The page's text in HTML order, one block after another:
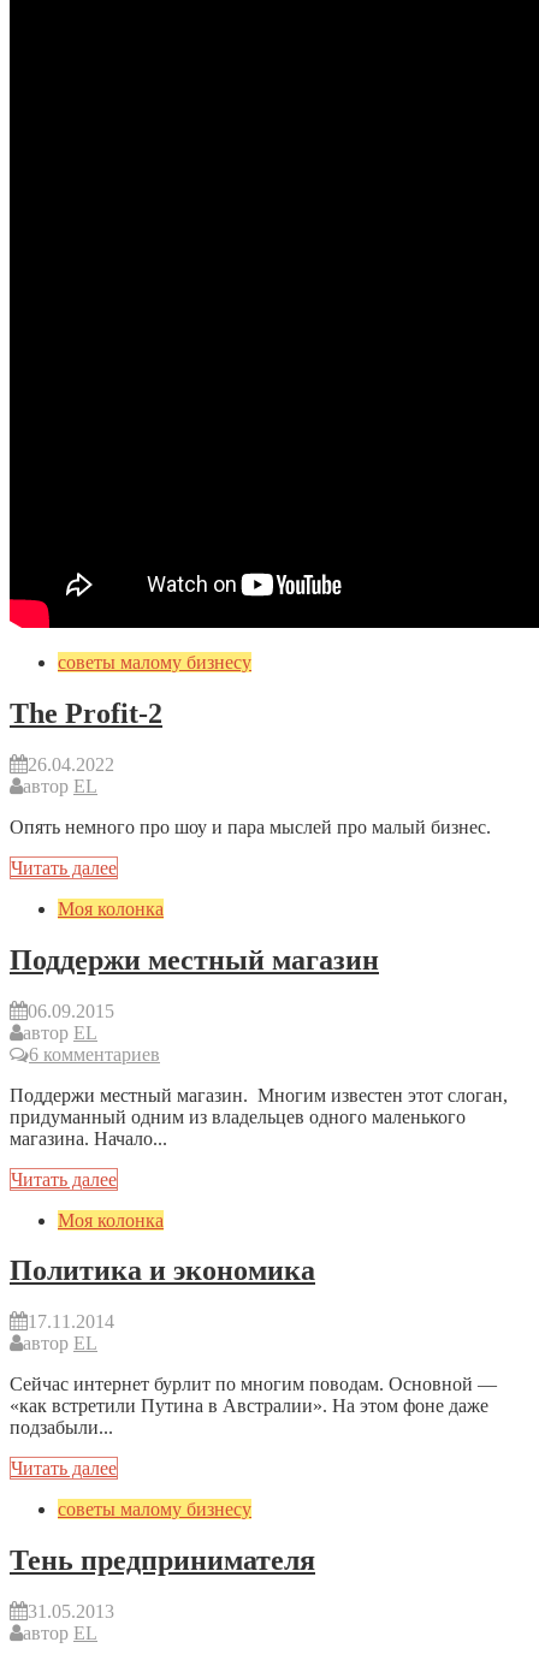
советы малому бизнесу
The Profit-2
26.04.2022
автор EL
Опять немного про шоу и пара мыслей про малый бизнес.
Читать далее
Моя колонка
Поддержи местный магазин
06.09.2015
автор EL
6 комментариев
Поддержи местный магазин. Многим известен этот слоган,
придуманный одним из владельцев одного маленького
магазина. Начало...
Читать далее
Моя колонка
Политика и экономика
17.11.2014
автор EL
Сейчас интернет бурлит по многим поводам. Основной —
«как встретили Путина в Австралии». На этом фоне даже
подзабыли...
Читать далее
советы малому бизнесу
Тень предпринимателя
31.05.2013
автор EL